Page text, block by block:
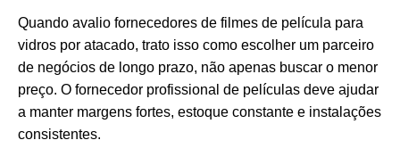
Quando avalio fornecedores de filmes de película para
vidros por atacado, trato isso como escolher um parceiro
de negócios de longo prazo, não apenas buscar o menor
preço. O fornecedor profissional de películas deve ajudar
a manter margens fortes, estoque constante e instalações
consistentes.